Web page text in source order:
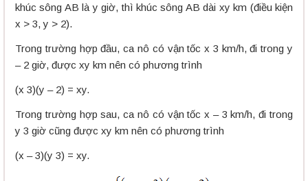
khúc sông AB là y giờ, thì khúc sông AB dài xy km (điều kiện
x > 3, y > 2).
Trong trường hợp đầu, ca nô có vận tốc x 3 km/h, đi trong y
– 2 giờ, được xy km nên có phương trình
(x 3)(y – 2) = xy.
Trong trường hợp sau, ca nô có vận tốc x – 3 km/h, đi trong
y 3 giờ cũng được xy km nên có phương trình
(x – 3)(y 3) = xy.